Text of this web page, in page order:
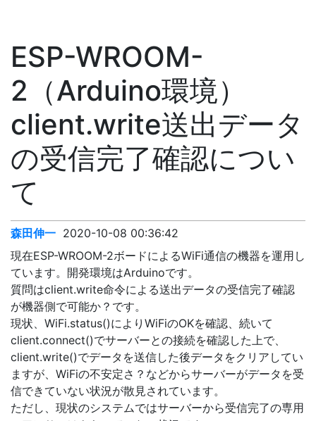
ESP-WROOM-
2（Arduino環境）
client.write送出データ
の受信完了確認につい
て
森田伸一 2020-10-08 00:36:42
現在ESP-WROOM-2ボードによるWiFi通信の機器を運用し
ています。開発環境はArduinoです。
質問はclient.write命令による送出データの受信完了確認
が機器側で可能か？です。
現状、WiFi.status()によりWiFiのOKを確認、続いて
client.connect()でサーバーとの接続を確認した上で、
client.write()でデータを送信した後データをクリアしてい
ますが、WiFiの不安定さ？などからサーバーがデータを受
信できていない状況が散見されています。
ただし、現状のシステムではサーバーから受信完了の専用